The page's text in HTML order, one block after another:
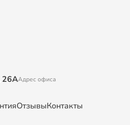
26ААдрес офиса
ОтзывыКонтакты